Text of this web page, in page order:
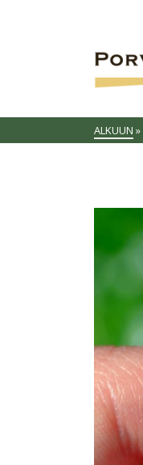
ALKUUN »